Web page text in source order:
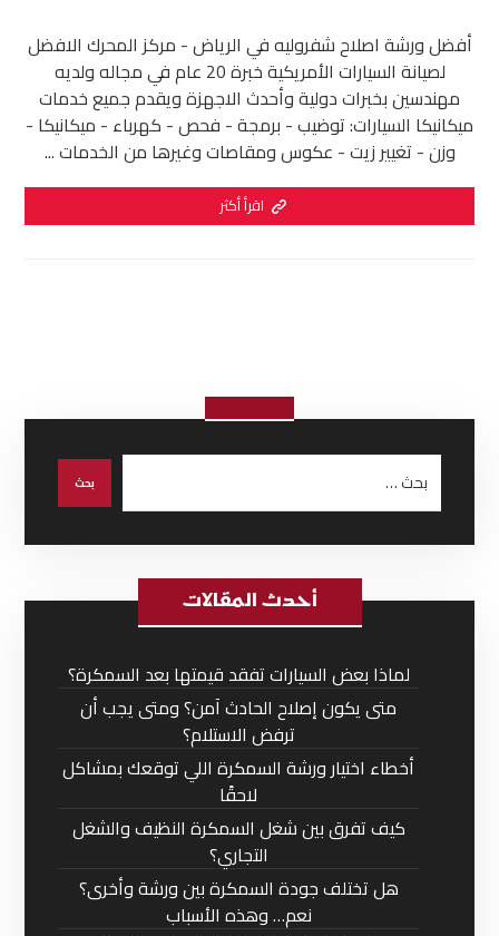
أفضل ورشة اصلاح شفروليه في الرياض - مركز المحرك الافضل
لصيانة السيارات الأمريكية خبرة 20 عام في مجاله ولديه
مهندسين بخبرات دولية وأحدث الاجهزة ويقدم جميع خدمات
ميكانيكا السيارات: توضيب - برمجة - فحص - كهرباء - ميكانيكا -
وزن - تغيير زيت - عكوس ومقاصات وغيرها من الخدمات ...
اقرأ أكثر
أحدث المقالات
لماذا بعض السيارات تفقد قيمتها بعد السمكرة؟
متى يكون إصلاح الحادث آمن؟ ومتى يجب أن
ترفض الاستلام؟
أخطاء اختيار ورشة السمكرة اللي توقعك بمشاكل
لاحقًا
كيف تفرق بين شغل السمكرة النظيف والشغل
التجاري؟
هل تختلف جودة السمكرة بين ورشة وأخرى؟
نعم… وهذه الأسباب